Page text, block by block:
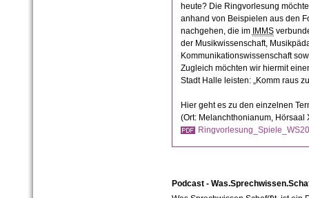
heute? Die Ringvorlesung
anhand von Beispielen aus den
nachgehen, die im IMMS
der Musikwissenschaft,
Kommunikationswissenschaft
Zugleich möchten wir hiermit
Stadt Halle leisten: „Komm raus
Hier geht es zu den einzelnen
(Ort: Melanchthonianum, Hörsaal
Podcast -